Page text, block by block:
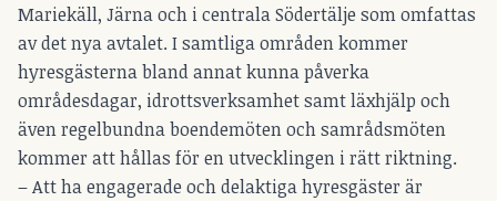
Mariekäll, Järna och i centrala Södertälje som omfattas
av det nya avtalet. I samtliga områden kommer
hyresgästerna bland annat kunna påverka
områdesdagar, idrottsverksamhet samt läxhjälp och
även regelbundna boendemöten och samrådsmöten
kommer att hållas för en utvecklingen i rätt riktning.
– Att ha engagerade och delaktiga hyresgäster är